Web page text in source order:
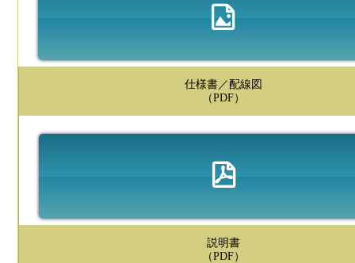
仕様書／配線図
（PDF）
説明書
（PDF）